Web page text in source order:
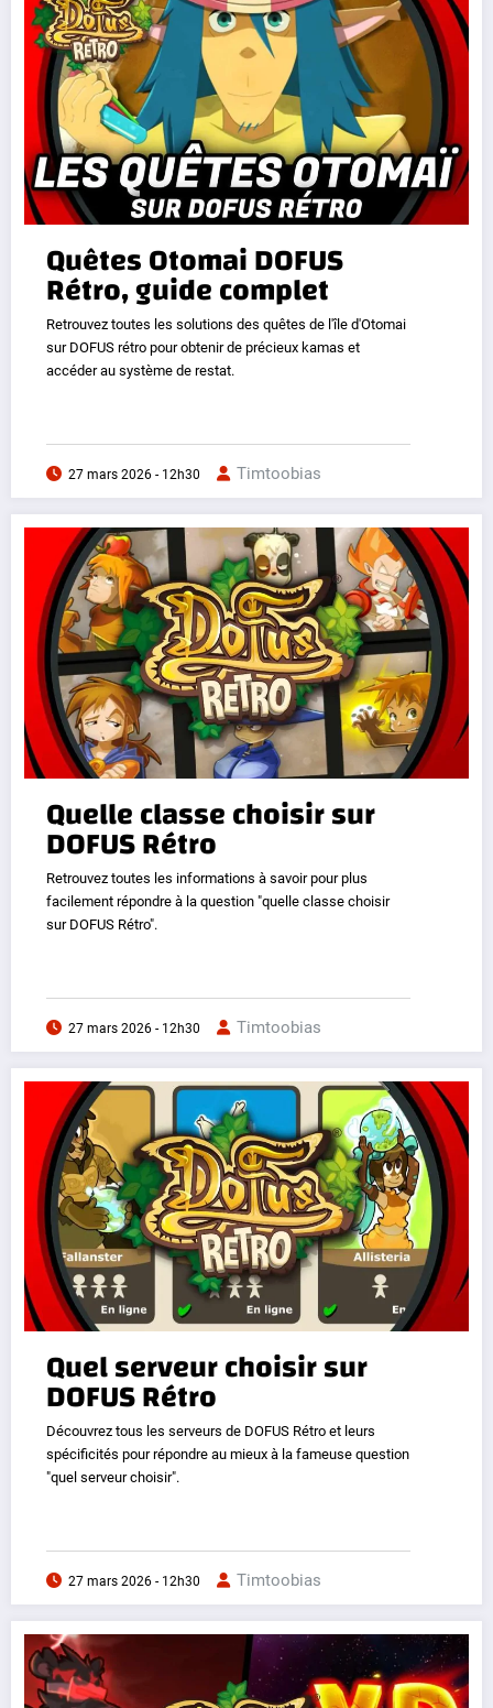
Quêtes Otomai DOFUS
Rétro, guide complet
Retrouvez toutes les solutions des quêtes de l'île d'Otomai
sur DOFUS rétro pour obtenir de précieux kamas et
accéder au système de restat.
27 mars 2026 - 12h30 Timtoobias
Quelle classe choisir sur
DOFUS Rétro
Retrouvez toutes les informations à savoir pour plus
facilement répondre à la question "quelle classe choisir
sur DOFUS Rétro".
27 mars 2026 - 12h30 Timtoobias
Quel serveur choisir sur
DOFUS Rétro
Découvrez tous les serveurs de DOFUS Rétro et leurs
spécificités pour répondre au mieux à la fameuse question
"quel serveur choisir".
27 mars 2026 - 12h30 Timtoobias